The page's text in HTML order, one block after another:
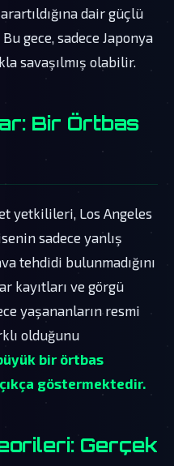
dair güçlü
gece, sadece Japonya
savaşılmış olabilir.
Bir Örtbas
yetkilileri, Los Angeles
sadece yanlış
tehdidi bulunmadığını
kayıtları ve görgü
yaşananların resmi
olduğunu
bir örtbas
göstermektedir.
Gerçek